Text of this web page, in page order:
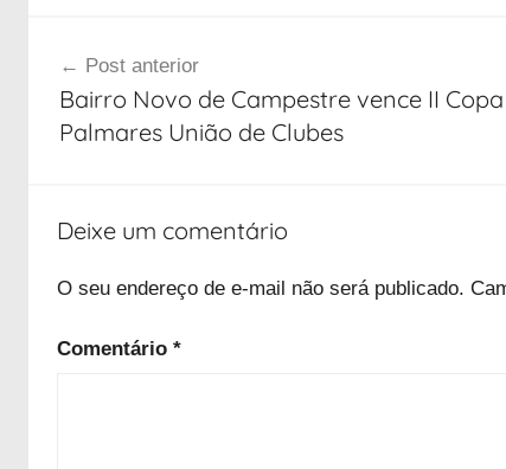
Post
Post anterior
Bairro Novo de Campestre vence II Copa
Palmares União de Clubes
Deixe um comentário
O seu endereço de e-mail não será publicado.
Comentário *